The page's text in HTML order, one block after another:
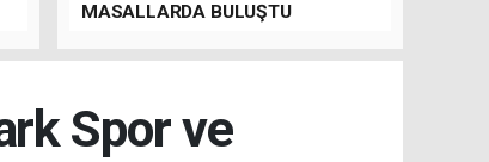
MASALLARDA BULUŞTU
Spor ve